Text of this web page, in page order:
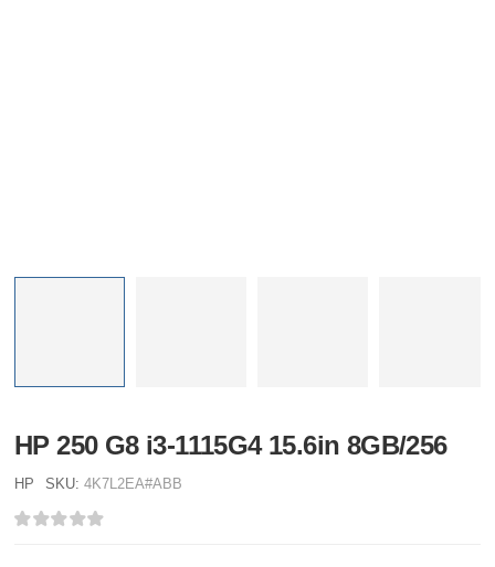
HP 250 G8 i3-1115G4 15.6in 8GB/256
HP SKU: 4K7L2EA#ABB